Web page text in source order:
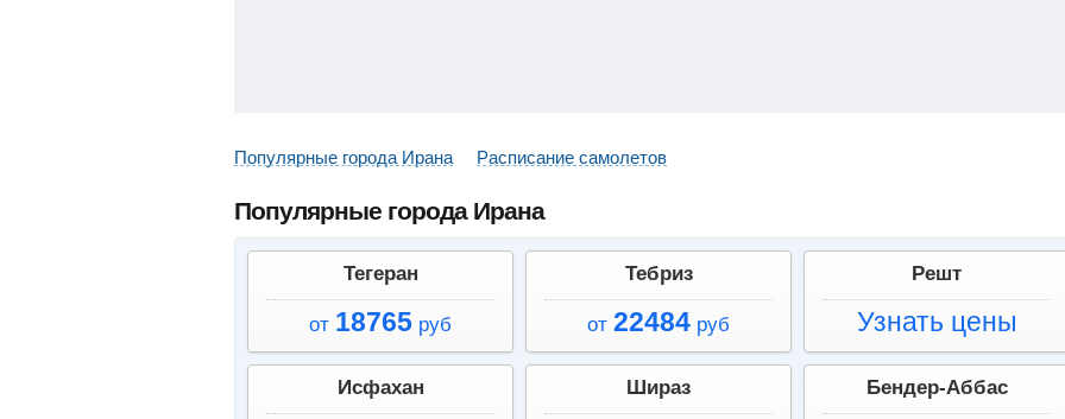
Популярные города Ирана Расписание самолетов
Популярные города Ирана
Тегеран
от 18765 руб
Тебриз
от 22484 руб
Решт
Узнать цены
Исфахан Шираз Бендер-Аббас